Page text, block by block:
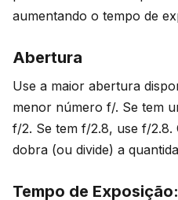
aumentando o tempo de
Abertura
Use a maior abertura
menor número f/. Se tem
f/2. Se tem f/2.8, use f/2.8.
dobra (ou divide) a
Tempo de